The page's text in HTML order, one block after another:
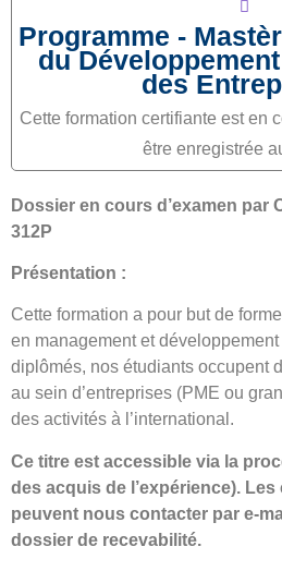
Programme -
du
des
Cette formation certifiante est en
être enregistrée
Dossier en cours d’examen par
312P
Présentation :
Cette formation a pour but de
en management et
diplômés, nos étudiants occupent
au sein d’entreprises (PME ou
des activités à l’international.
Ce titre est accessible via la
des acquis de l’expérience).
peuvent nous contacter par e-
dossier de recevabilité.